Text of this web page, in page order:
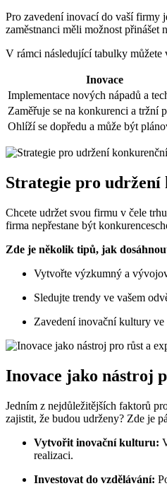
Pro zavedení inovací do vaší firmy
zaměstnanci měli možnost přinášet
V rámci následující tabulky
Inovace
Implementace nových nápadů a
Zaměřuje se na konkurenci a tržní
Ohlíží se dopředu a může být
Strategie pro
Chcete udržet svou firmu v čele
firma nepřestane být
Zde je několik tipů, jak
Vytvořte výzkumný a
Sledujte trendy ve vašem
Zavedení inovační kultury ve
Inovace jako nástroj
Jedním z nejdůležitějších faktorů
zajistit, že budou udrženy? Zde je
Vytvořit inovační kulturu:
realizaci.
Investovat do vzdělávání: